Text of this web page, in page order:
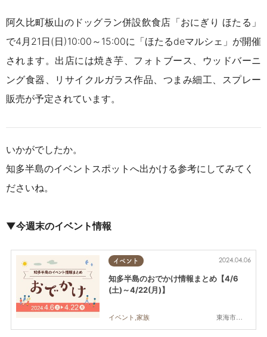
阿久比町板山のドッグラン併設飲食店「おにぎり ほたる」
で4月21日(日)10:00～15:00に「ほたるdeマルシェ」が開催
されます。出店には焼き芋、フォトブース、ウッドバーニ
ング食器、リサイクルガラス作品、つまみ細工、スプレー
販売が予定されています。
いかがでしたか。
知多半島のイベントスポットへ出かける参考にしてみてく
ださいね。
▼今週末のイベント情報
イベント
東海市,知多市,半田市,常滑市,美浜町,南知多町
2024.04.06
知多半島のおでかけ情報まとめ【4/6
(土)～4/22(月)】
イベント,家族